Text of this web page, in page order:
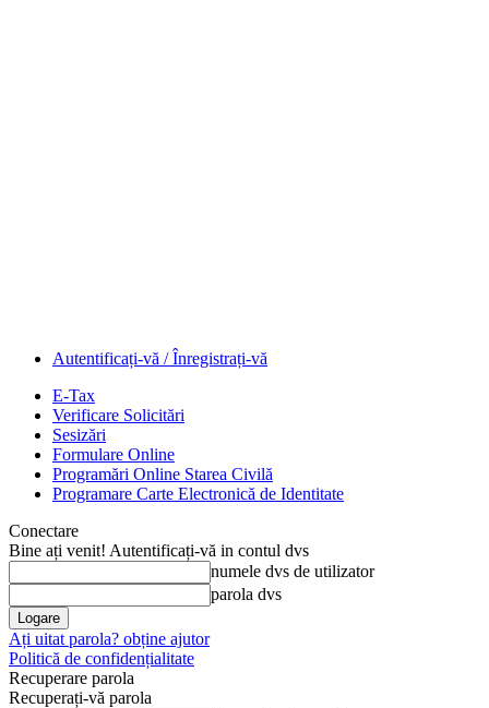
Autentificați-vă / Înregistrați-vă
E-Tax
Verificare Solicitări
Sesizări
Formulare Online
Programări Online Starea Civilă
Programare Carte Electronică de Identitate
Conectare
Bine ați venit! Autentificați-vă in contul dvs
numele dvs de utilizator
parola dvs
Ați uitat parola? obține ajutor
Politică de confidențialitate
Recuperare parola
Recuperați-vă parola